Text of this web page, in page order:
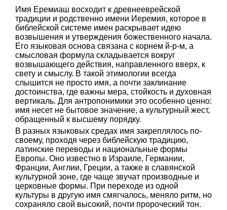
Имя Еремиаш восходит к древнееврейской
традиции и родственно имени Иеремия, которое в
библейской системе имен раскрывает идею
возвышения и утверждения божественного начала.
Его языковая основа связана с корнем й-р-м, а
смысловая формула складывается вокруг
возвышающего действия, направленного вверх, к
свету и смыслу. В такой этимологии всегда
слышится не просто имя, а почти заклинание
достоинства, где важны мера, стойкость и духовная
вертикаль. Для антропонимики это особенно ценно:
имя несет не бытовое значение, а культурный жест,
обращенный к высшему порядку.
В разных языковых средах имя закреплялось по-
своему, проходя через библейскую традицию,
латинские переводы и национальные формы
Европы. Оно известно в Израиле, Германии,
Франции, Англии, Греции, а также в славянской
культурной зоне, где чаще звучат производные и
церковные формы. При переходе из одной
культуры в другую имя смягчалось, меняло ритм, но
сохраняло свой высокий, почти пророческий тон.